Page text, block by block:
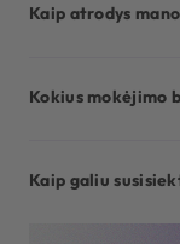
Kaip atrodys
Kokius mokėjimo
Kaip galiu